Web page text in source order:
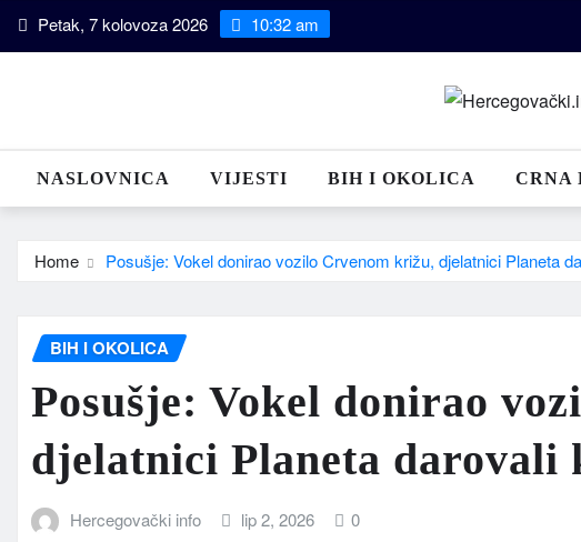
Skip Petak, 7 kolovoza 2026 10:32 am
NASLOVNICA VIJESTI BIH I OKOLICA CRNA
Home Posušje: Vokel donirao vozilo Crvenom križu, djelatnici Planeta
BIH I OKOLICA
Posušje: Vokel donirao
djelatnici Planeta darovali
Hercegovački info lip 2, 2026 0